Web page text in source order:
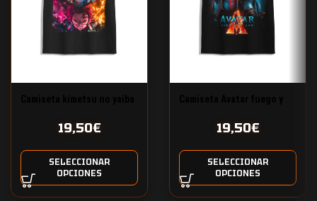
19,50€
SELECCIONAR
OPCIONES
19,50€
SELECCIONAR
OPCIONES